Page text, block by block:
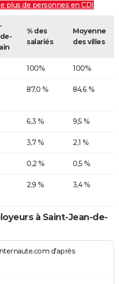
plus de personnes en CDI
% des
salariés
Moyenne
des villes
100% 100%
87,0 % 84,6 %
6,3 % 9,5 %
3,7 % 2,1 %
0,2 % 0,5 %
2,9 % 3,4 %
à Saint-Jean-de-
d'après